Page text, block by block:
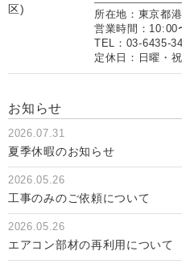
所在地：東京都
営業時間：10:00
TEL：03-6435-
定休日：日曜・
お知らせ
2026.07.31
夏季休暇のお知らせ
2026.05.26
工事のみのご依頼について
2026.05.26
エアコン部材の再利用について